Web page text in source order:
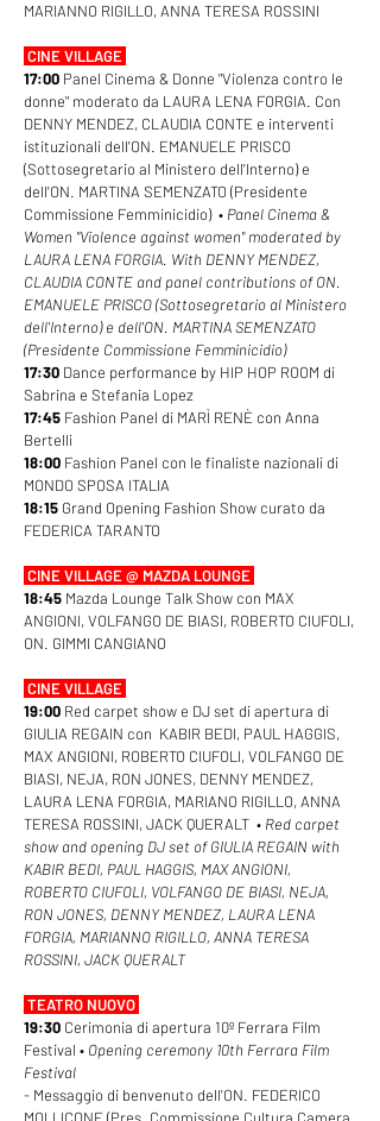
MARIANNO RIGILLO, ANNA TERESA ROSSINI
CINE VILLAGE
17:00 Panel Cinema & Donne "Violenza contro le
donne" moderato da LAURA LENA FORGIA. Con
DENNY MENDEZ, CLAUDIA CONTE e interventi
istituzionali dell'ON. EMANUELE PRISCO
(Sottosegretario al Ministero dell'Interno) e
dell'ON. MARTINA SEMENZATO (Presidente
Commissione Femminicidio) • Panel Cinema &
Women "Violence against women" moderated by
LAURA LENA FORGIA. With DENNY MENDEZ,
CLAUDIA CONTE ​ and panel contributions ofON.
EMANUELE PRISCO (Sottosegretario al Ministero
dell'Interno) e dell'ON. MARTINA SEMENZATO
(Presidente Commissione Femminicidio)
17:30 Dance performance by HIP HOP ROOM di
Sabrina e Stefania Lopez
17:45 Fashion Panel di MARÌ RENÈ con Anna
Bertelli
18:00 Fashion Panel con le finaliste nazionali di
MONDO SPOSA ITALIA
18:15 Grand Opening Fashion Show curato da
FEDERICA TARANTO
CINE VILLAGE @ MAZDA LOUNGE
18:45 Mazda Lounge Talk Show con MAX
ANGIONI, VOLFANGO DE BIASI, ROBERTO CIUFOLI,
ON. GIMMI CANGIANO
CINE VILLAGE
19:00 Red carpet show e DJ set di apertura di
GIULIA REGAIN con KABIR BEDI, PAUL HAGGIS,
MAX ANGIONI, ROBERTO CIUFOLI, VOLFANGO DE
BIASI, NEJA, RON JONES, DENNY MENDEZ,
LAURA LENA FORGIA, MARIANO RIGILLO, ANNA
TERESA ROSSINI, JACK QUERALT • Red carpet
show and opening DJ set of GIULIA REGAIN with
KABIR BEDI, PAUL HAGGIS, MAX ANGIONI,
ROBERTO CIUFOLI, VOLFANGO DE BIASI, NEJA,
RON JONES, DENNY MENDEZ, LAURA LENA
FORGIA, MARIANNO RIGILLO, ANNA TERESA
ROSSINI, JACK QUERALT
TEATRO NUOVO
19:30 Cerimonia di apertura 10º Ferrara Film
Festival • Opening ceremony 10th Ferrara Film
Festival
- Messaggio di benvenuto dell'ON. FEDERICO